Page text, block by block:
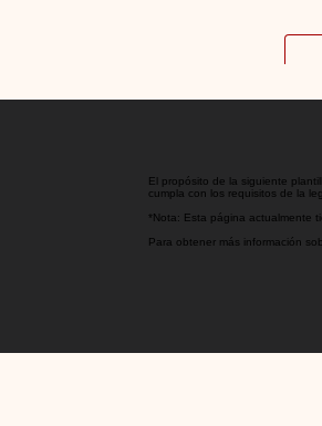
El propósito de la siguiente
cumpla con los requisitos de la
*Nota: Esta página actualmente
Para obtener más información